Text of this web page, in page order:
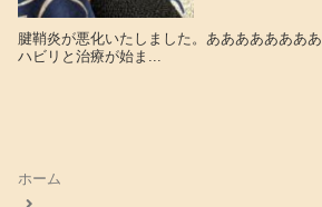
腱鞘炎が悪化いたしました。あああああああ
ハビリと治療が始ま...
ホーム